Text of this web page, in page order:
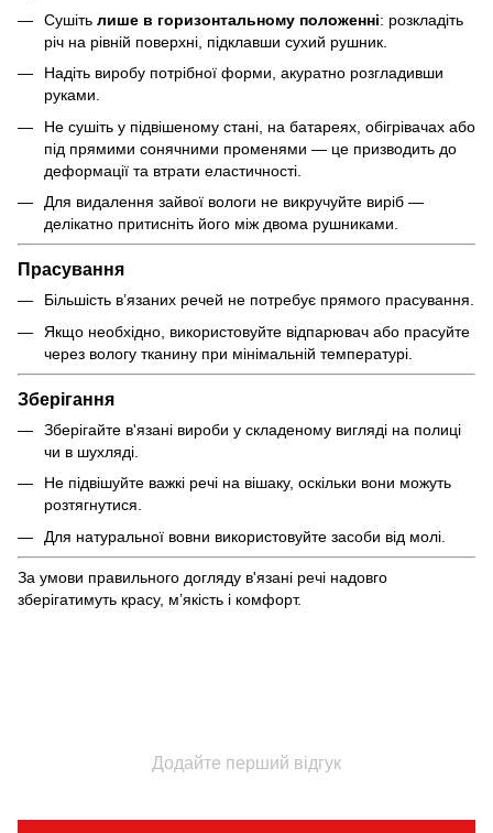
Сушіть лише в горизонтальному положенні: розкладіть
річ на рівній поверхні, підклавши сухий рушник.
Надіть виробу потрібної форми, акуратно розгладивши
руками.
Не сушіть у підвішеному стані, на батареях, обігрівачах або
під прямими сонячними променями — це призводить до
деформації та втрати еластичності.
Для видалення зайвої вологи не викручуйте виріб —
делікатно притисніть його між двома рушниками.
Прасування
Більшість в’язаних речей не потребує прямого прасування.
Якщо необхідно, використовуйте відпарювач або прасуйте
через вологу тканину при мінімальній температурі.
Зберігання
Зберігайте в'язані вироби у складеному вигляді на полиці
чи в шухляді.
Не підвішуйте важкі речі на вішаку, оскільки вони можуть
розтягнутися.
Для натуральної вовни використовуйте засоби від молі.
За умови правильного догляду в'язані речі надовго
зберігатимуть красу, м’якість і комфорт.
Додайте перший відгук